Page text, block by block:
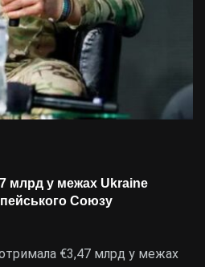
млрд у межах Ukraine
Союзу
€3,47 млрд у межах